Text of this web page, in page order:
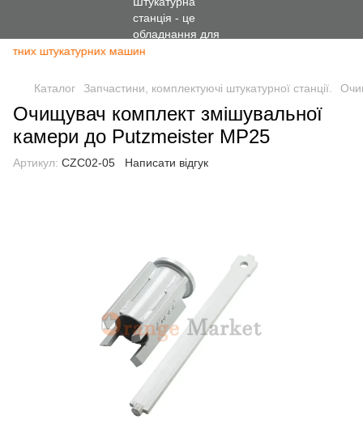
штукатурних машин
Каталог Запчастини, комплектуючі штукатурної станції.
Очищувач комплект змішувальної
камери до Putzmeister MP25
Артикул: CZC02-05 Написати відгук